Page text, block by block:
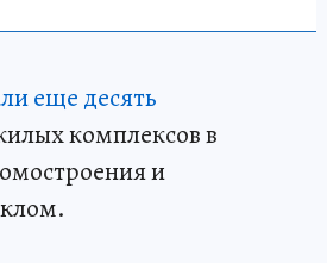
еще десять
комплексов в
и